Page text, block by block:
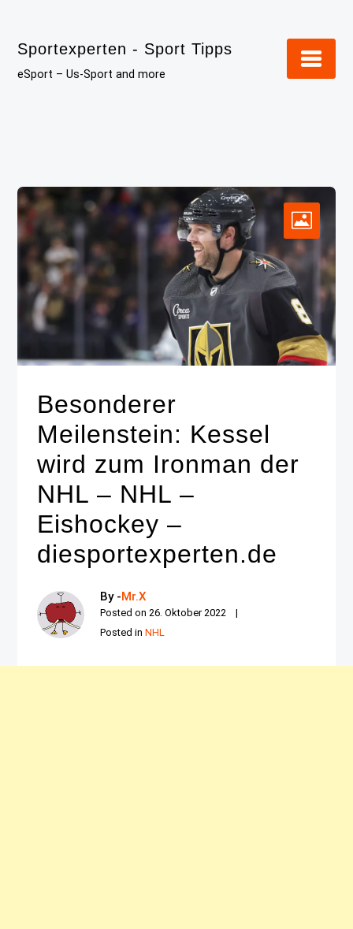
content
Sportexperten - Sport Tipps
eSport – Us-Sport and more
Besonderer
Meilenstein: Kessel
wird zum Ironman der
NHL – NHL –
Eishockey –
diesportexperten.de
By -Mr.X
Posted on26. Oktober 2022
Posted inNHL